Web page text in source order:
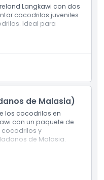
Langkawi con dos
cocodrilos juveniles
Ideal para
juveniles
de Malasia)
los cocodrilos en
con un paquete de
cocodrilos y
de Malasia.